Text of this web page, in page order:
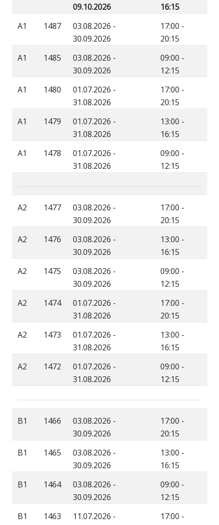
09.10.2026
16:15
A1
1487
03.08.2026 -
30.09.2026
17:00 -
20:15
A1
1485
03.08.2026 -
30.09.2026
09:00 -
12:15
A1
1480
01.07.2026 -
31.08.2026
17:00 -
20:15
A1
1479
01.07.2026 -
31.08.2026
13:00 -
16:15
A1
1478
01.07.2026 -
31.08.2026
09:00 -
12:15
A2 1477
03.08.2026 -
30.09.2026
17:00 -
20:15
A2
1476
03.08.2026 -
30.09.2026
13:00 -
16:15
A2
1475
03.08.2026 -
30.09.2026
09:00 -
12:15
A2
1474
01.07.2026 -
31.08.2026
17:00 -
20:15
A2
1473
01.07.2026 -
31.08.2026
13:00 -
16:15
A2
1472
01.07.2026 -
31.08.2026
09:00 -
12:15
B1 1466
03.08.2026 -
30.09.2026
17:00 -
20:15
B1
1465
03.08.2026 -
30.09.2026
13:00 -
16:15
B1
1464
03.08.2026 -
30.09.2026
09:00 -
12:15
B1
1463
11.07.2026 -
17:00 -